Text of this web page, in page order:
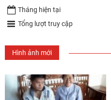
Tháng hiện tại
Tổng lượt truy cập
Hình ảnh mới